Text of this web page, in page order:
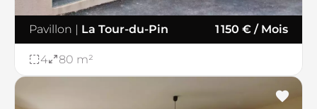
Pavillon | La Tour-du-Pin 1 150 € / Mois
4 80 m²